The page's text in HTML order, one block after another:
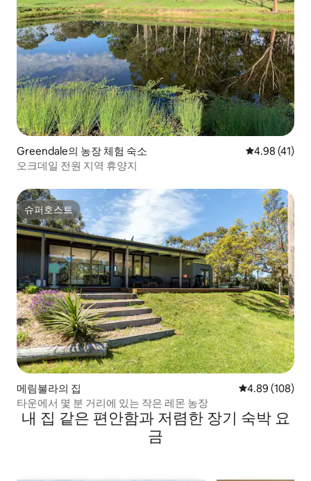
Greendale의 농장 체험 숙소 평점 4.98점
4.98 (41)
오크데일 전원 지역 휴양지
슈퍼호스트
슈퍼호스트
메림불라의 집 평점 4.89점(5
4.89 (108)
타운에서 몇 분 거리에 있는 작은 레몬 농장
내 집 같은 편안함과 저렴한 장기 숙박 요
금